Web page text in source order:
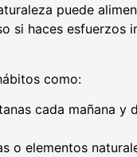
puede
si haces esfuerzos
como:
cada mañana y
o elementos